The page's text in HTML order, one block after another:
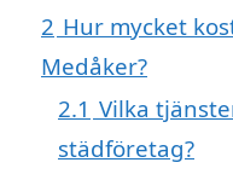
2 Hur mycket
Medåker?
2.1 Vilka
städföretag?